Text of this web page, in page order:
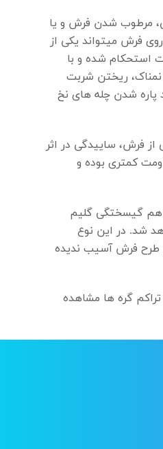
مرطوب شدن فرش و یا
فرش میتواند یکی از
استحکام شده و با
ریختن شربت
پاره شدن چله های نخ
فرش، ساییدگی در اثر
کمتری بوده و
هم گیسختگی گلیم
شد. در این نوع
و طرح فرش آسیب ندیده
گره ها مشاهده